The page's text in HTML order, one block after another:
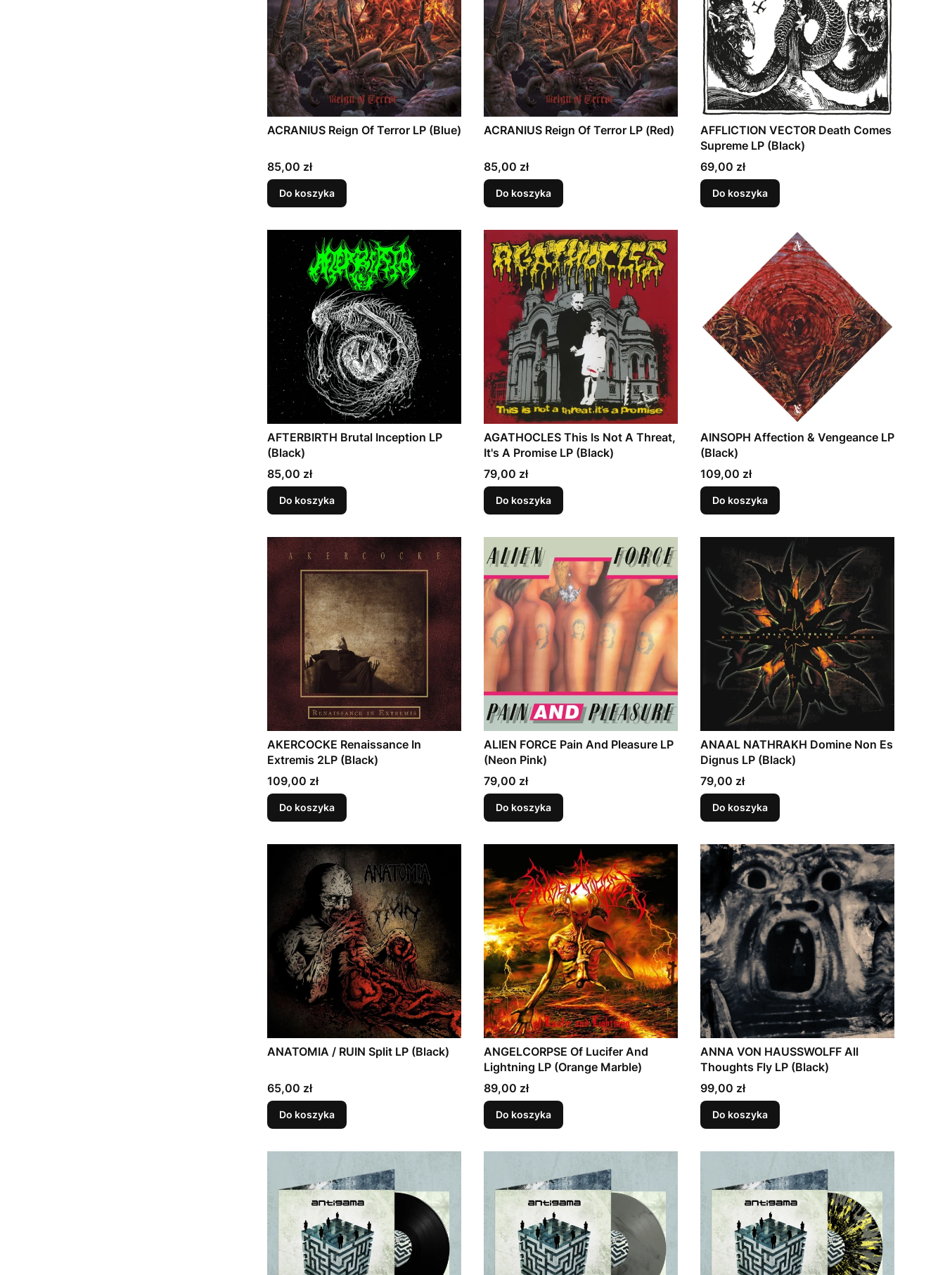
ACRANIUS Reign Of Terror LP (Blue)
Cena
85,00 zł
Do koszyka
ACRANIUS Reign Of Terror LP (Red)
Cena
85,00 zł
Do koszyka
AFFLICTION VECTOR Death Comes
Supreme LP (Black)
Cena
69,00 zł
Do koszyka
AFTERBIRTH Brutal Inception LP
(Black)
Cena
85,00 zł
Do koszyka
AGATHOCLES This Is Not A Threat,
It's A Promise LP (Black)
Cena
79,00 zł
Do koszyka
AINSOPH Affection & Vengeance LP
(Black)
Cena
109,00 zł
Do koszyka
AKERCOCKE Renaissance In
Extremis 2LP (Black)
Cena
109,00 zł
Do koszyka
ALIEN FORCE Pain And Pleasure LP
(Neon Pink)
Cena
79,00 zł
Do koszyka
ANAAL NATHRAKH Domine Non Es
Dignus LP (Black)
Cena
79,00 zł
Do koszyka
ANATOMIA / RUIN Split LP (Black)
Cena
65,00 zł
Do koszyka
ANGELCORPSE Of Lucifer And
Lightning LP (Orange Marble)
Cena
89,00 zł
Do koszyka
ANNA VON HAUSSWOLFF All
Thoughts Fly LP (Black)
Cena
99,00 zł
Do koszyka